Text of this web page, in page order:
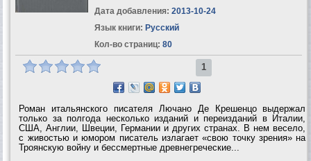
Дата добавления: 2013-10-24
Язык книги: Русский
Кол-во страниц: 80
1
Роман итальянского писателя Лючано Де Крешенцо выдержал
только за полгода несколько изданий и переизданий в Италии,
США, Англии, Швеции, Германии и других странах. В нем весело,
с живостью и юмором писатель излагает «свою точку зрения» на
Троянскую войну и бессмертные древнегреческие...